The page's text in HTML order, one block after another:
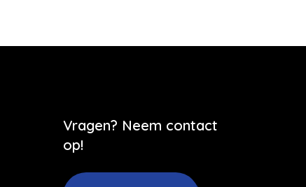
Vragen? Neem contact
op!